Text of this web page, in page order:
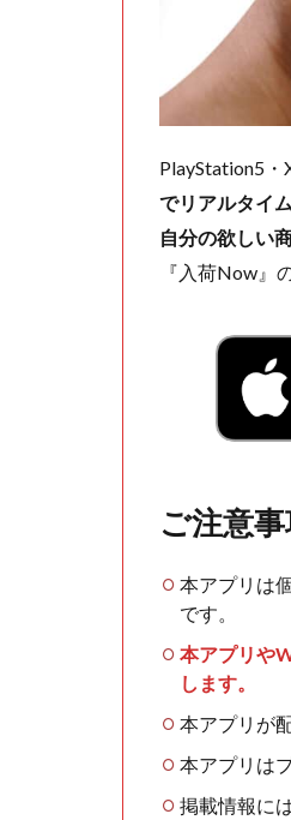
PlayStation5
でリアルタイ
自分の欲しい
『入荷Now』
ご注意
本アプリは
です。
本アプリや
します。
本アプリが
本アプリは
掲載情報に